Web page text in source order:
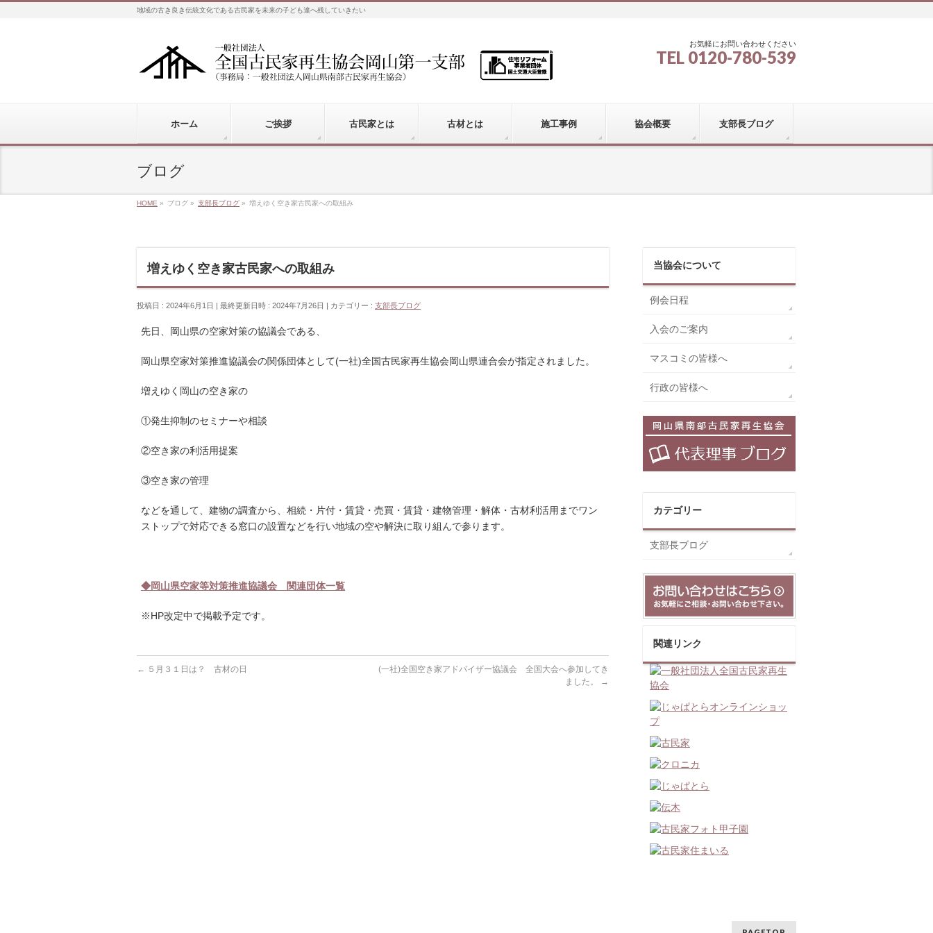
地域の古き良き伝統文化である古民家を未来の子ども達へ残していきたい
お気軽にお問い合わせください
TEL 0120-780-539
ホーム ご挨拶 古民家とは 古材とは 施工事例 協会概要 支部長ブログ
ブログ
HOME » ブログ » 支部長ブログ » 増えゆく空き家古民家への取組み
増えゆく空き家古民家への取組み
投稿日 : 2024年6月1日 最終更新日時 : 2024年7月26日 カテゴリー : 支部長ブログ
先日、岡山県の空家対策の協議会である、
岡山県空家対策推進協議会の関係団体として(一社)全国古民家再生協会岡山県連合会が指定されました。
増えゆく岡山の空き家の
①発生抑制のセミナーや相談
②空き家の利活用提案
③空き家の管理
などを通して、建物の調査から、相続・片付・賃貸・売買・賃貸・建物管理・解体・古材利活用までワン
ストップで対応できる窓口の設置などを行い地域の空や解決に取り組んで参ります。
◆岡山県空家等対策推進協議会 関連団体一覧
※HP改定中で掲載予定です。
← ５月３１日は？ 古材の日
(一社)全国空き家アドバイザー協議会 全国大会へ参加してき
ました。
→
当協会について
例会日程
入会のご案内
マスコミの皆様へ
行政の皆様へ
カテゴリー
支部長ブログ
関連リンク